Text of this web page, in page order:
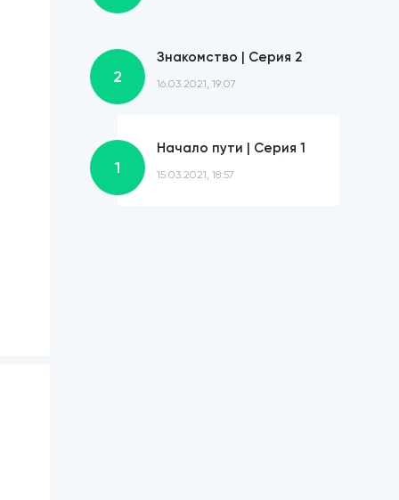
2
Знакомство | Cерия 2
16.03.2021, 19:07
1
Начало пути | Cерия 1
15.03.2021, 18:57